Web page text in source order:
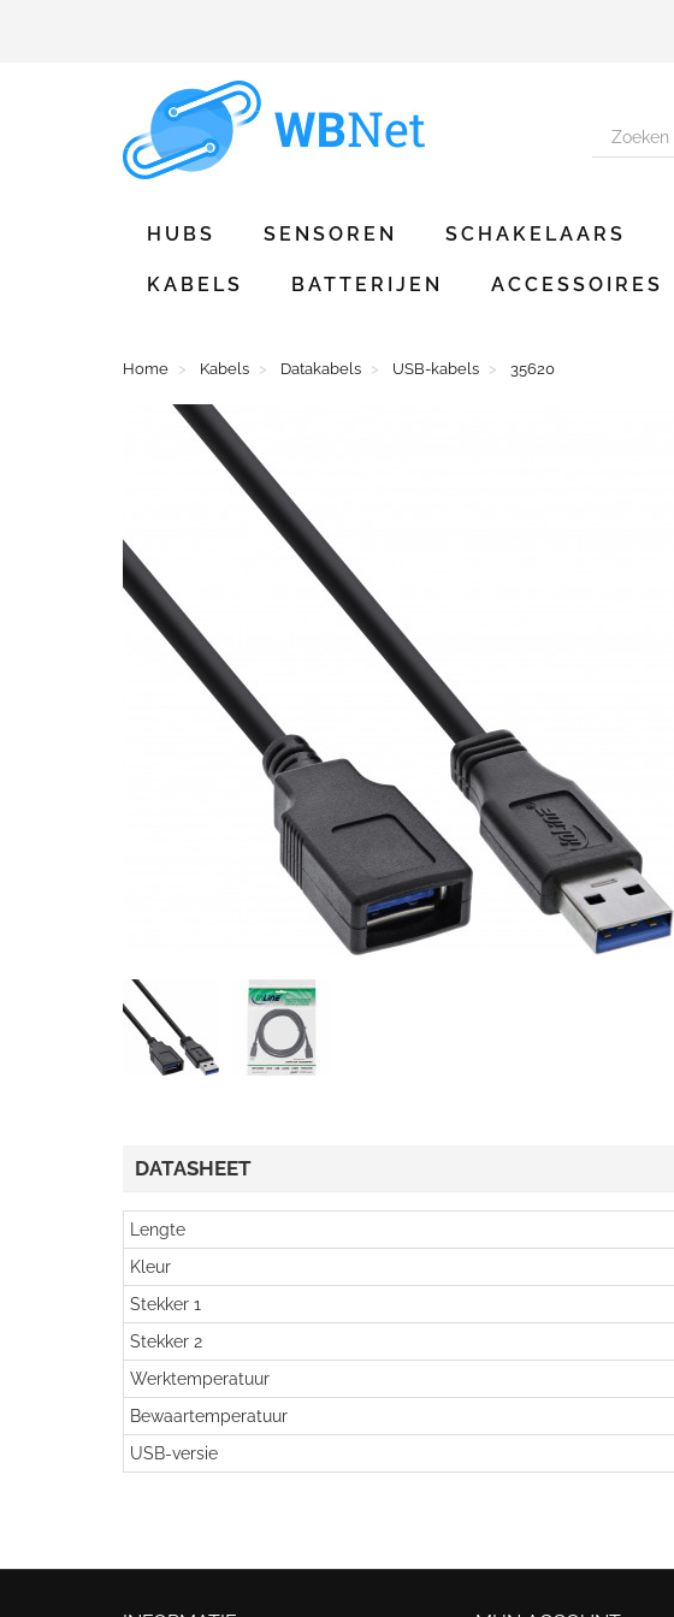
HUBS SENSOREN SCHAKELAARS
KABELS BATTERIJEN ACCESSOIRES
Home Kabels Datakabels USB-kabels 35620
DATASHEET
Lengte
Kleur
Stekker 1
Stekker 2
Werktemperatuur
Bewaartemperatuur
USB-versie